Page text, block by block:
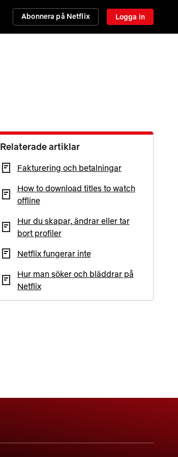
Abonnera på Netflix Logga in
Relaterade artiklar
Fakturering och betalningar
How to download titles to watch
offline
Hur du skapar, ändrar eller tar
bort profiler
Netflix fungerar inte
Hur man söker och bläddrar på
Netflix